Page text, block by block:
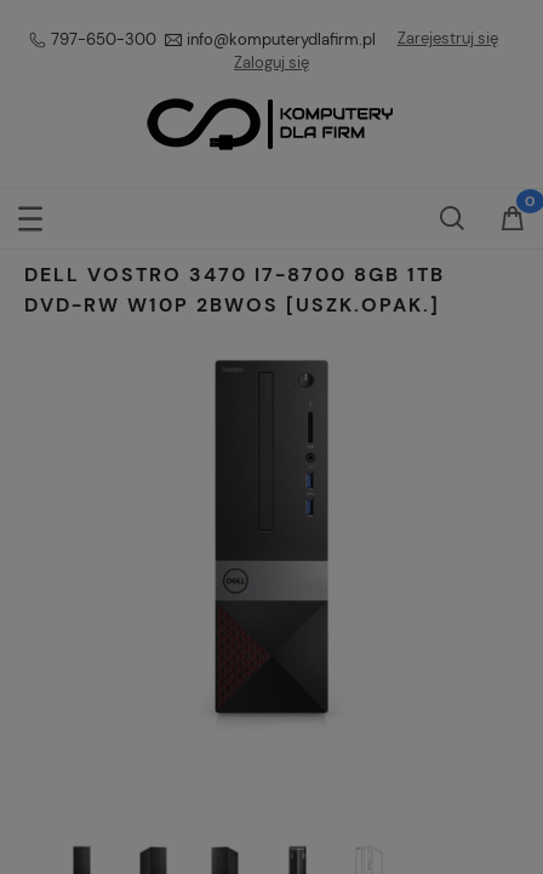
797-650-300 info@komputerydlafirm.pl
Zarejestruj się
Zaloguj się
DELL VOSTRO 3470 I7-8700 8GB 1TB
DVD-RW W10P 2BWOS [USZK.OPAK.]